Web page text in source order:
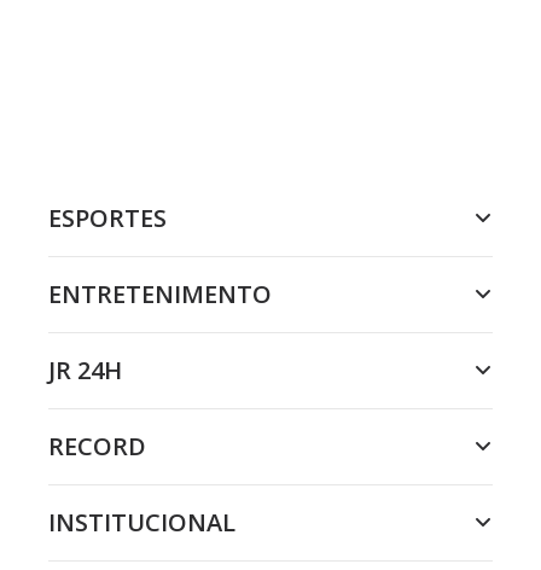
ESPORTES
ENTRETENIMENTO
JR 24H
RECORD
INSTITUCIONAL